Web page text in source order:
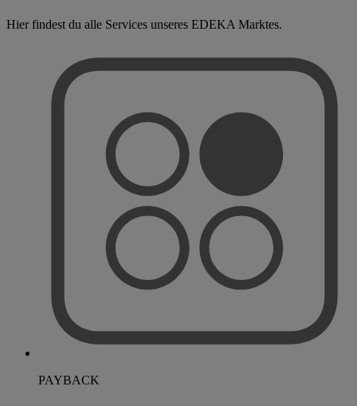
Hier findest du alle Services unseres EDEKA Marktes.
PAYBACK